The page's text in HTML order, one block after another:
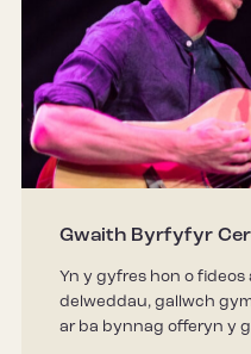
Gwaith Byrfyfyr
Yn y gyfres hon o fideos
delweddau, gallwch
ar ba bynnag offeryn y